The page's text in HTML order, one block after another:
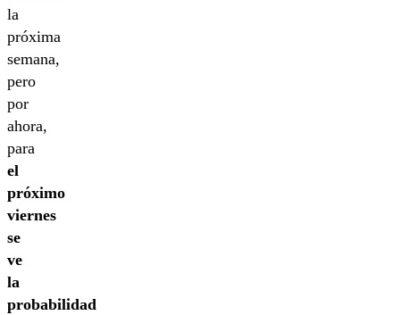
la
próxima
semana,
pero
por
ahora,
para
el
próximo
viernes
se
ve
la
probabilidad